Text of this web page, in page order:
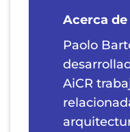
Acerca
Paolo
AiCR